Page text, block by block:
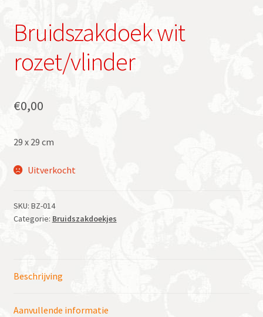
Bruidszakdoek wit
rozet/vlinder
€0,00
29 x 29 cm
Uitverkocht
SKU: BZ-014
Categorie: Bruidszakdoekjes
Beschrijving
Aanvullende informatie